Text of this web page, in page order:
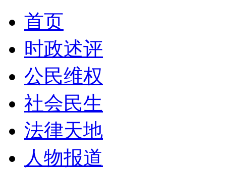
首页
时政述评
公民维权
社会民生
法律天地
人物报道